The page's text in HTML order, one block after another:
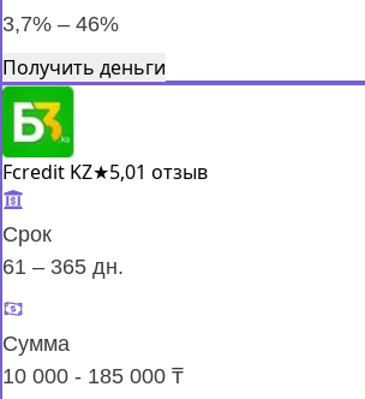
3,7% – 46%
Получить деньги
Fcredit KZ★5,01 отзыв
Срок
61 – 365 дн.
Сумма
10 000 - 185 000 ₸